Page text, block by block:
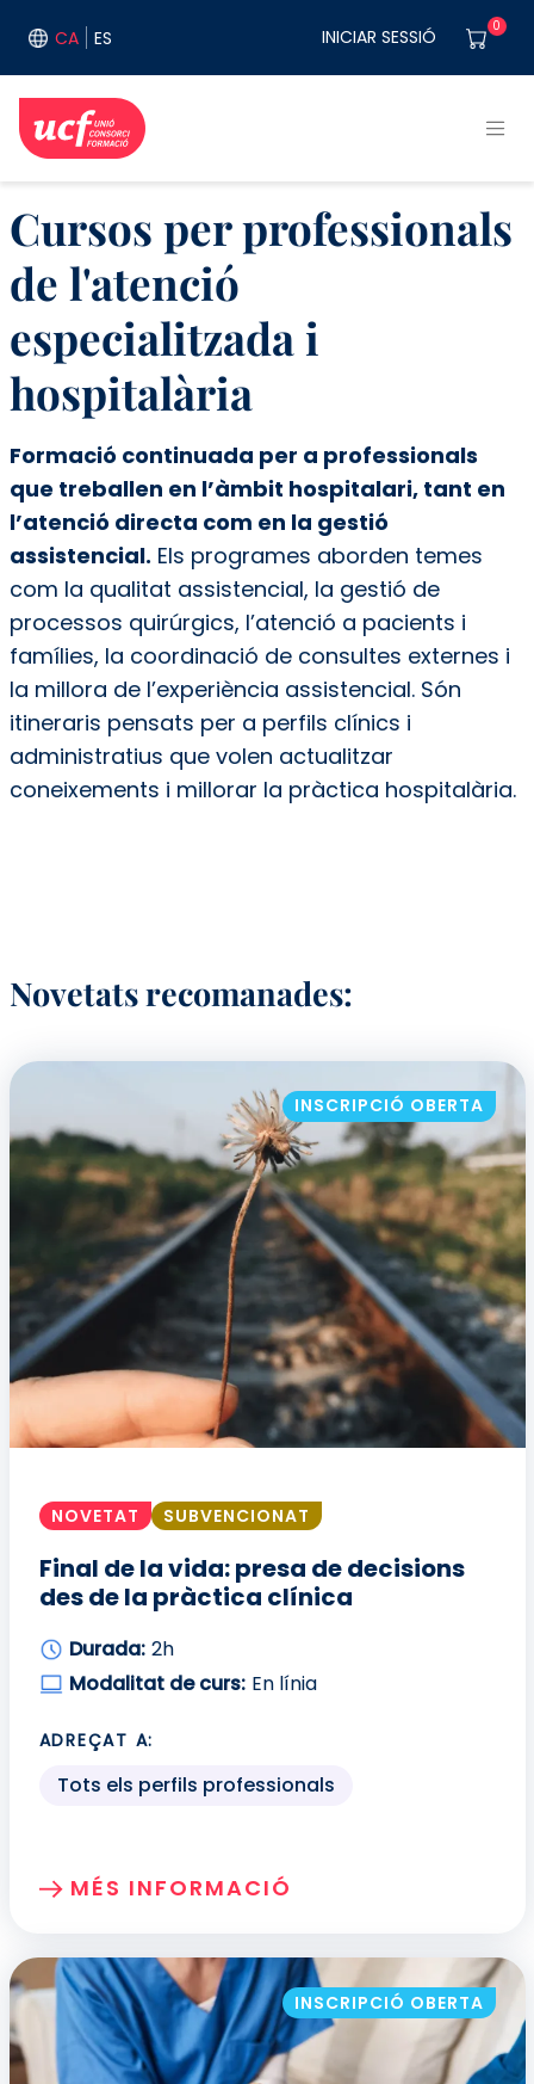
CA ES User
INICIAR SESSIÓ 0
Cursos per professionals
de l'atenció
especialitzada i
hospitalària
Formació continuada per a professionals
que treballen en l’àmbit hospitalari, tant en
l’atenció directa com en la gestió
assistencial. Els programes aborden temes
com la qualitat assistencial, la gestió de
processos quirúrgics, l’atenció a pacients i
famílies, la coordinació de consultes externes i
la millora de l’experiència assistencial. Són
itineraris pensats per a perfils clínics i
administratius que volen actualitzar
coneixements i millorar la pràctica hospitalària.
Novetats recomanades:
NOVETAT SUBVENCIONAT
Final de la vida: presa de decisions
des de la pràctica clínica
Durada: 2h
Modalitat de curs: En línia
ADREÇAT A:
Tots els perfils professionals
MÉS INFORMACIÓ
SOBRE: FINAL DE LA VIDA: PRESA DE
INSCRIPCIÓ OBERTA
INSCRIPCIÓ OBERTA